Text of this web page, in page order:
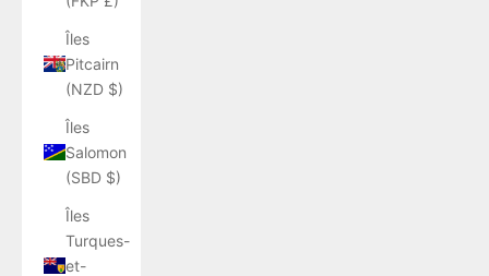
Îles
Pitcairn
(NZD $)
Îles
Salomon
(SBD $)
Îles
Turques-
et-